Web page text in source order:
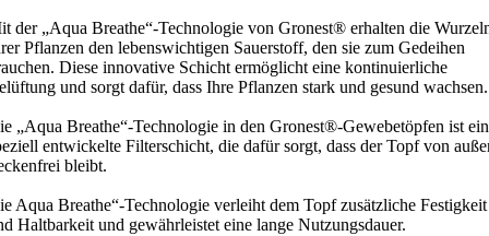
der „Aqua Breathe“-Technologie von Gronest® erhalten die
Pflanzen den lebenswichtigen Sauerstoff, den sie zum Gedeihen
Diese innovative Schicht ermöglicht eine kontinuierliche
und sorgt dafür, dass Ihre Pflanzen stark und gesund wachsen.
„Aqua Breathe“-Technologie in den Gronest®-Gewebetöpfen ist
entwickelte Filterschicht, die dafür sorgt, dass der Topf von
bleibt.
Aqua Breathe“-Technologie verleiht dem Topf zusätzliche Festigkeit
Haltbarkeit und gewährleistet eine lange Nutzungsdauer.